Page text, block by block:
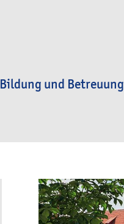
Bildung und Betreuung